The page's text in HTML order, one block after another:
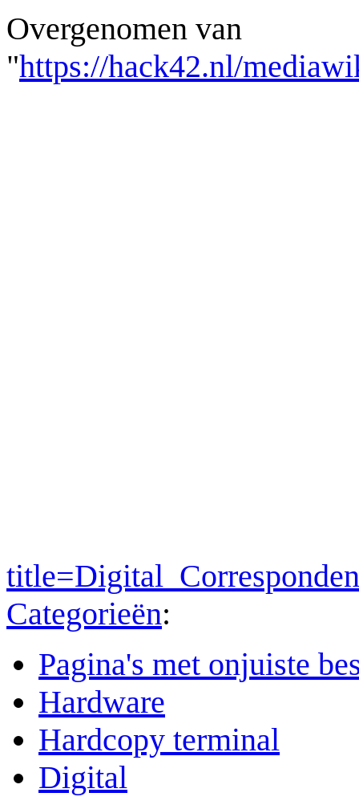
Overgenomen van
"https://hack42.nl/
Categorieën:
Pagina's met onjuiste
Hardware
Hardcopy terminal
Digital